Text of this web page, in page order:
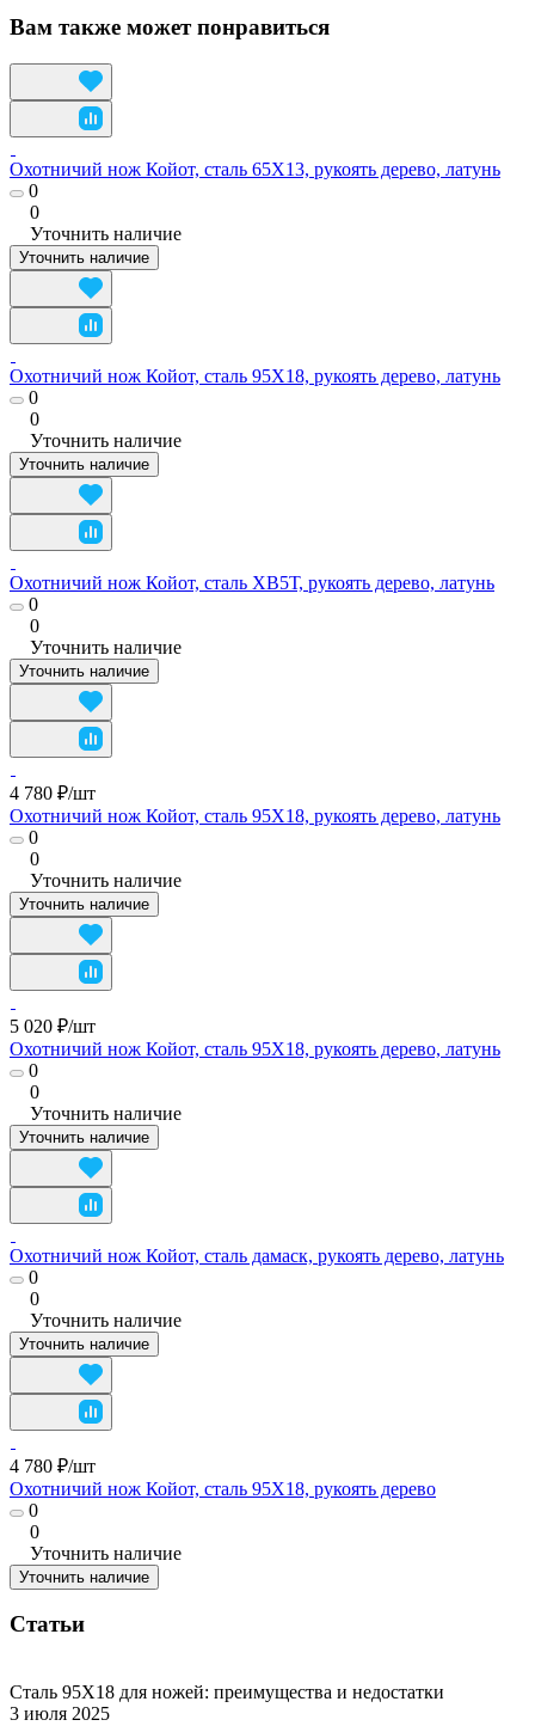
Вам также может понравиться
Охотничий нож Койот, сталь 65Х13, рукоять дерево, латунь
0
0
Уточнить наличие
Уточнить наличие
Охотничий нож Койот, сталь 95Х18, рукоять дерево, латунь
0
0
Уточнить наличие
Уточнить наличие
Охотничий нож Койот, сталь ХВ5Т, рукоять дерево, латунь
0
0
Уточнить наличие
Уточнить наличие
4 780 ₽/шт
Охотничий нож Койот, сталь 95Х18, рукоять дерево, латунь
0
0
Уточнить наличие
Уточнить наличие
5 020 ₽/шт
Охотничий нож Койот, сталь 95Х18, рукоять дерево, латунь
0
0
Уточнить наличие
Уточнить наличие
Охотничий нож Койот, сталь дамаск, рукоять дерево, латунь
0
0
Уточнить наличие
Уточнить наличие
4 780 ₽/шт
Охотничий нож Койот, сталь 95Х18, рукоять дерево
0
0
Уточнить наличие
Уточнить наличие
Статьи
Сталь 95Х18 для ножей: преимущества и недостатки
3 июля 2025